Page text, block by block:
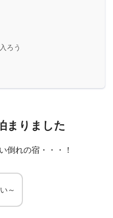
ろう
まりました
倒れの宿・・・！
～